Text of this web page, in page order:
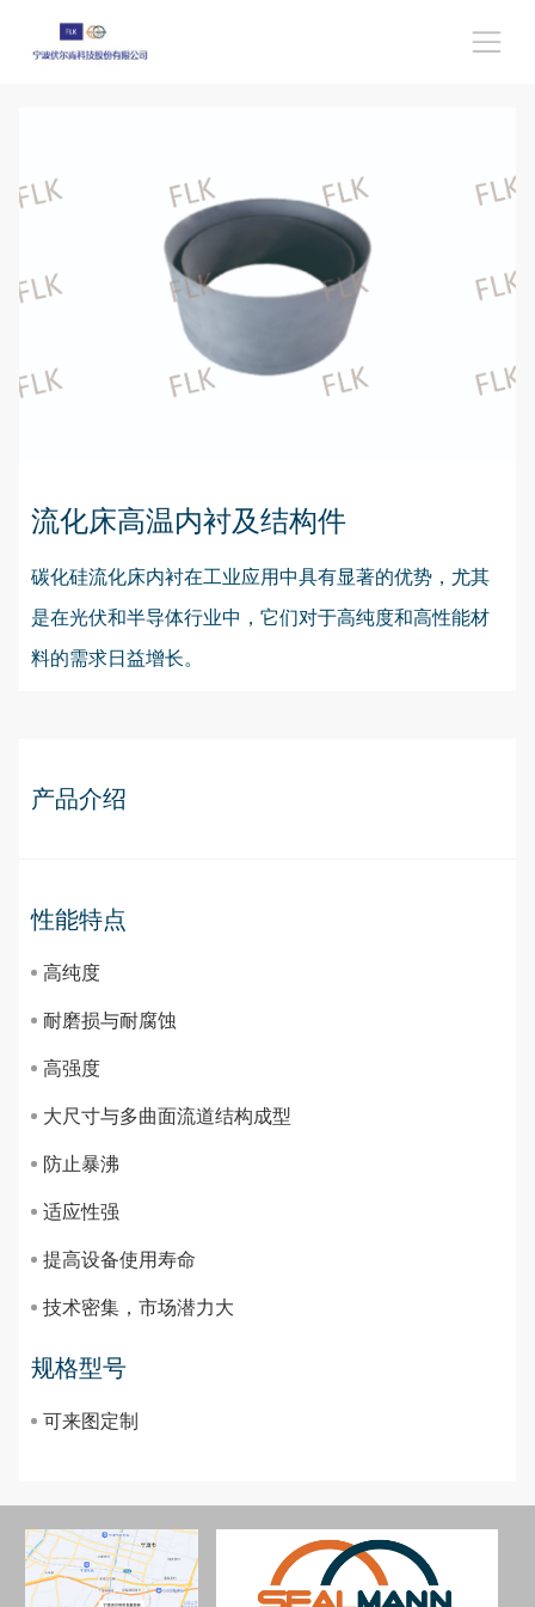
流化床高温内衬及结构件
碳化硅流化床内衬在工业应用中具有显著的优势，尤其
是在光伏和半导体行业中，它们对于高纯度和高性能材
料的需求日益增长。
产品介绍
性能特点
高纯度
耐磨损与耐腐蚀
高强度
大尺寸与多曲面流道结构成型
防止暴沸
适应性强
提高设备使用寿命
技术密集，市场潜力大
规格型号
可来图定制